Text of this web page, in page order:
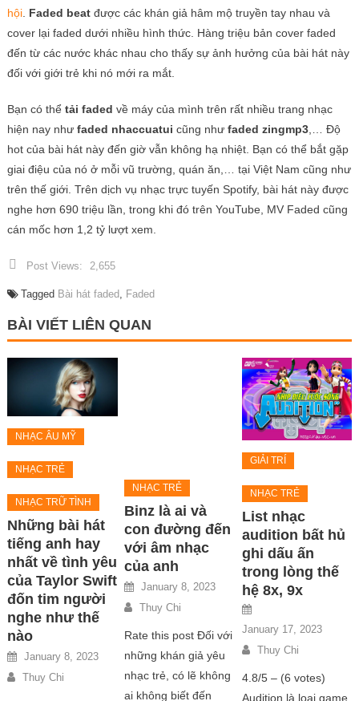
hội. Faded beatđược các khán giả hâm mộ truyền tay nhau và
cover lại faded dưới nhiều hình thức. Hàng triệu bản cover faded
đến từ các nước khác nhau cho thấy sự ảnh hưởng của bài hát này
đối với giới trẻ khi nó mới ra mắt.
Bạn có thể tải faded về máy của mình trên rất nhiều trang nhạc
hiện nay như faded nhaccuatui cũng như faded zingmp3,… Độ
hot của bài hát này đến giờ vẫn không hạ nhiệt. Bạn có thể bắt gặp
giai điệu của nó ở mỗi vũ trường, quán ăn,… tại Việt Nam cũng như
trên thế giới. Trên dịch vụ nhạc trực tuyến Spotify, bài hát này được
nghe hơn 690 triệu lần, trong khi đó trên YouTube, MV Faded cũng
cán mốc hơn 1,2 tỷ lượt xem.
Post Views: 2,655
Tagged Bài hát faded Faded
BÀI VIẾT LIÊN QUAN
NHẠC ÂU MỸ
NHẠC TRẺ
NHẠC TRỮ TÌNH
Những bài hát
tiếng anh hay
nhất về tình yêu
của Taylor Swift
đốn tim người
nghe như thế
nào
January 8, 2023
Thuy Chi
NHẠC TRẺ
Binz là ai và
con đường đến
với âm nhạc
của anh
January 8, 2023
Thuy Chi
Rate this post Đối với
những khán giả yêu
nhạc trẻ, có lẽ không
ai không biết đến
GIẢI TRÍ
NHẠC TRẺ
List nhạc
audition bất hủ
ghi dấu ấn
trong lòng thế
hệ 8x, 9x
January 17, 2023
Thuy Chi
4.8/5 – (6 votes)
Audition là loại game